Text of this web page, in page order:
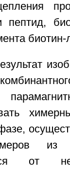
пептид,
биотин-
из
от